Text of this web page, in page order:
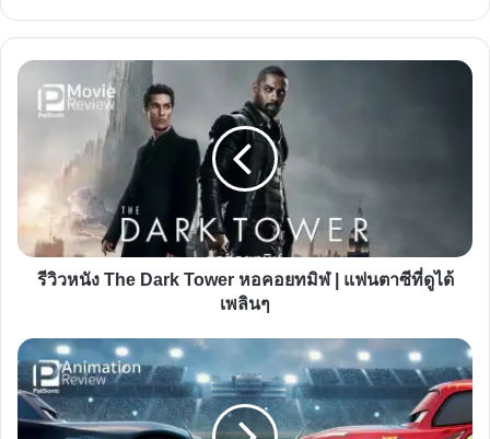
รีวิว
หนัง
หอคอย
ทมิฬ
แฟนตาซี
ดู
ได้
เพ
ลินๆ
รีวิวหนัง The Dark Tower หอคอยทมิฬ | แฟนตาซีที่ดูได้
เพลินๆ
รีวิว
หนัง
Cars